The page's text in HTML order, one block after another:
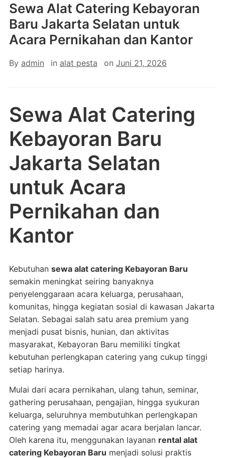
Sewa Alat Catering Kebayoran
Baru Jakarta Selatan untuk
Acara Pernikahan dan Kantor
By admin in alat pesta on Juni 21, 2026
Sewa Alat Catering
Kebayoran Baru
Jakarta Selatan
untuk Acara
Pernikahan dan
Kantor
Kebutuhan sewa alat catering Kebayoran Baru
semakin meningkat seiring banyaknya
penyelenggaraan acara keluarga, perusahaan,
komunitas, hingga kegiatan sosial di kawasan Jakarta
Selatan. Sebagai salah satu area premium yang
menjadi pusat bisnis, hunian, dan aktivitas
masyarakat, Kebayoran Baru memiliki tingkat
kebutuhan perlengkapan catering yang cukup tinggi
setiap harinya.
Mulai dari acara pernikahan, ulang tahun, seminar,
gathering perusahaan, pengajian, hingga syukuran
keluarga, seluruhnya membutuhkan perlengkapan
catering yang memadai agar acara berjalan lancar.
Oleh karena itu, menggunakan layanan rental alat
catering Kebayoran Baru menjadi solusi praktis